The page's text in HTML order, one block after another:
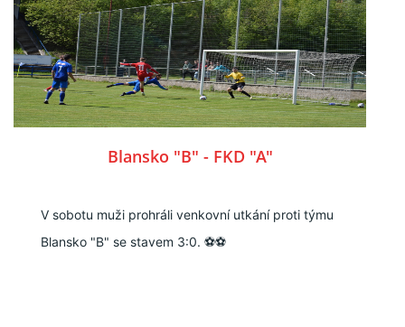
Blansko "B" - FKD "A"
V sobotu muži prohráli venkovní utkání proti týmu
Blansko "B" se stavem 3:0. ⚽⚽